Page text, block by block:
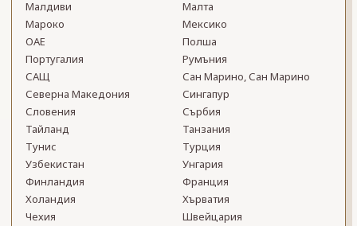
Малдиви
Малта
Мароко
Мексико
ОАЕ
Полша
Португалия
Румъния
САЩ
Сан Марино, Сан Марино
Северна Македония
Сингапур
Словения
Сърбия
Тайланд
Танзания
Тунис
Турция
Узбекистан
Унгария
Финландия
Франция
Холандия
Хърватия
Чехия
Швейцария